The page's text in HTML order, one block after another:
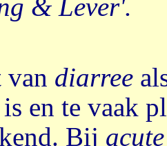
& Lever'.
van diarree
en te vaak
Bij acute